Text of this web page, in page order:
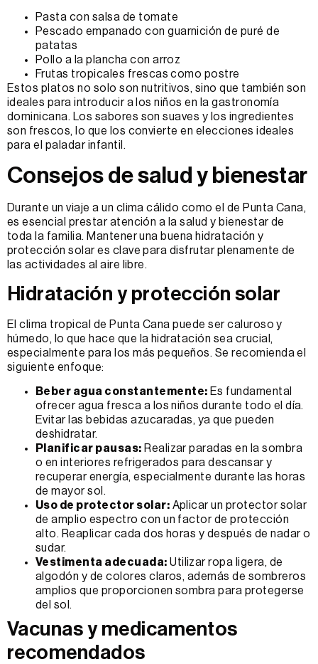
Pasta con salsa de tomate
Pescado empanado con guarnición de puré de
patatas
Pollo a la plancha con arroz
Frutas tropicales frescas como postre
Estos platos no solo son nutritivos, sino que también son
ideales para introducir a los niños en la gastronomía
dominicana. Los sabores son suaves y los ingredientes
son frescos, lo que los convierte en elecciones ideales
para el paladar infantil.
Consejos de salud y bienestar
Durante un viaje a un clima cálido como el de Punta Cana,
es esencial prestar atención a la salud y bienestar de
toda la familia. Mantener una buena hidratación y
protección solar es clave para disfrutar plenamente de
las actividades al aire libre.
Hidratación y protección solar
El clima tropical de Punta Cana puede ser caluroso y
húmedo, lo que hace que la hidratación sea crucial,
especialmente para los más pequeños. Se recomienda el
siguiente enfoque:
Beber agua constantemente: Es fundamental
ofrecer agua fresca a los niños durante todo el día.
Evitar las bebidas azucaradas, ya que pueden
deshidratar.
Planificar pausas: Realizar paradas en la sombra
o en interiores refrigerados para descansar y
recuperar energía, especialmente durante las horas
de mayor sol.
Uso de protector solar: Aplicar un protector solar
de amplio espectro con un factor de protección
alto. Reaplicar cada dos horas y después de nadar o
sudar.
Vestimenta adecuada: Utilizar ropa ligera, de
algodón y de colores claros, además de sombreros
amplios que proporcionen sombra para protegerse
del sol.
Vacunas y medicamentos
recomendados